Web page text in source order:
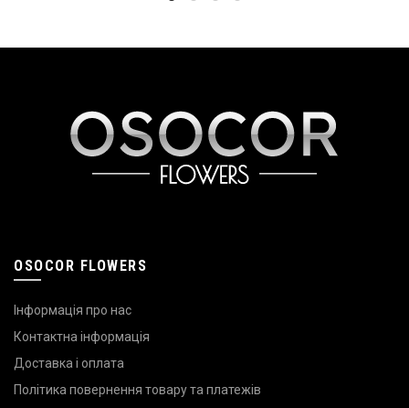
OSOCOR FLOWERS
Інформація про нас
Контактна інформація
Доставка і оплата
Політика повернення товару та платежів